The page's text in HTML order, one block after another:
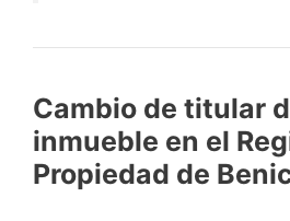
Cambio de titular
inmueble en el
Propiedad de